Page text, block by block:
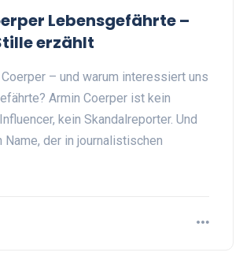
Lebensgefährte –
erzählt
– und warum interessiert uns
Armin Coerper ist kein
kein Skandalreporter. Und
der in journalistischen